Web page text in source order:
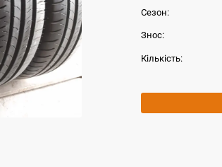
Сезон:
Знос:
Кількість: